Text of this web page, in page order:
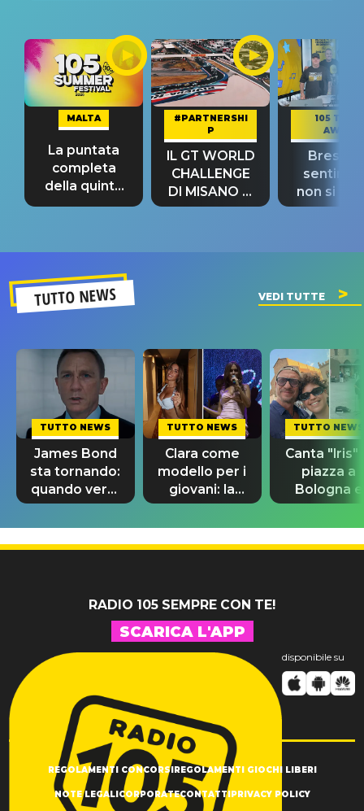
MALTA
La puntata
completa
della quinta
tappa
#PARTNERSHI
P
IL GT WORLD
CHALLENGE
DI MISANO si
riconferma
105 TAKE
AWAY
Bresh:
non si
fino alla
TUTTO NEWS VEDI TUTTE
TUTTO NEWS
James Bond
sta tornando:
quando verrà
svelato il
nuovo 007
TUTTO NEWS
Clara come
modello per i
giovani: la
dedica
dell'ex
professore
TUTTO NEWS
Canta "Iris"
piazza a
Bologna e
spunta
Antonacci
RADIO 105 SEMPRE CON TE!
SCARICA L'APP
disponibile su
REGOLAMENTI CONCORSIREGOLAMENTI GIOCHI LIBERI
NOTE LEGALICORPORATECONTATTIPRIVACY POLICY